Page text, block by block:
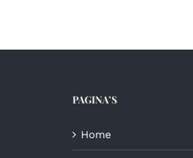
PAGINA’S
Home